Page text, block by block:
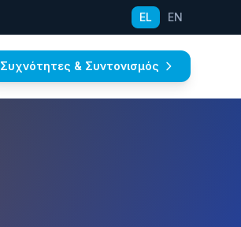
EL EN
Συχνότητες & Συντονισμός